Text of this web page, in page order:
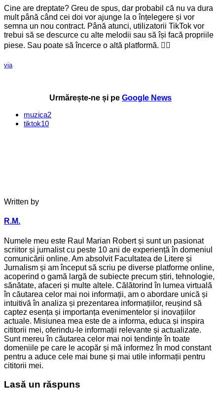
Cine are dreptate? Greu de spus, dar probabil că nu va dura
mult până când cei doi vor ajunge la o înțelegere și vor
semna un nou contract. Până atunci, utilizatorii TikTok vor
trebui să se descurce cu alte melodii sau să își facă propriile
piese. Sau poate să încerce o altă platformă. 🤷‍♂️
via
Urmărește-ne și pe Google News
muzica2
tiktok10
Written by
R.M.
Numele meu este Raul Marian Robert și sunt un pasionat
scriitor și jurnalist cu peste 10 ani de experiență în domeniul
comunicării online. Am absolvit Facultatea de Litere și
Jurnalism și am început să scriu pe diverse platforme online,
acoperind o gamă largă de subiecte precum știri, tehnologie,
sănătate, afaceri și multe altele. Călătorind în lumea virtuală
în căutarea celor mai noi informații, am o abordare unică și
intuitivă în analiza și prezentarea informațiilor, reușind să
captez esența și importanța evenimentelor și inovațiilor
actuale. Misiunea mea este de a informa, educa și inspira
cititorii mei, oferindu-le informații relevante și actualizate.
Sunt mereu în căutarea celor mai noi tendințe în toate
domeniile pe care le acopăr și mă informez în mod constant
pentru a aduce cele mai bune și mai utile informații pentru
cititorii mei.
Lasă un răspuns